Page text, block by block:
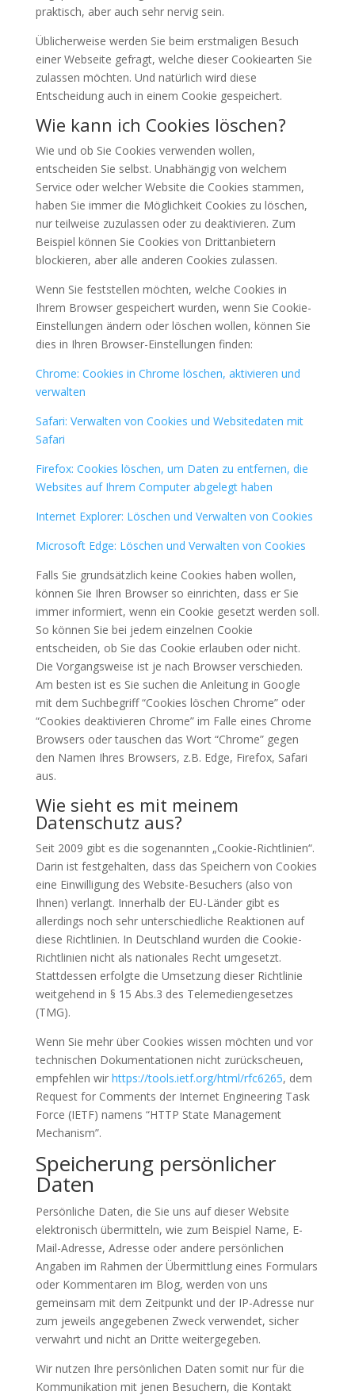
praktisch, aber auch sehr nervig sein.
Üblicherweise werden Sie beim erstmaligen Besuch
einer Webseite gefragt, welche dieser Cookiearten Sie
zulassen möchten. Und natürlich wird diese
Entscheidung auch in einem Cookie gespeichert.
Wie kann ich Cookies löschen?
Wie und ob Sie Cookies verwenden wollen,
entscheiden Sie selbst. Unabhängig von welchem
Service oder welcher Website die Cookies stammen,
haben Sie immer die Möglichkeit Cookies zu löschen,
nur teilweise zuzulassen oder zu deaktivieren. Zum
Beispiel können Sie Cookies von Drittanbietern
blockieren, aber alle anderen Cookies zulassen.
Wenn Sie feststellen möchten, welche Cookies in
Ihrem Browser gespeichert wurden, wenn Sie Cookie-
Einstellungen ändern oder löschen wollen, können Sie
dies in Ihren Browser-Einstellungen finden:
Chrome: Cookies in Chrome löschen, aktivieren und
verwalten
Safari: Verwalten von Cookies und Websitedaten mit
Safari
Firefox: Cookies löschen, um Daten zu entfernen, die
Websites auf Ihrem Computer abgelegt haben
Internet Explorer: Löschen und Verwalten von Cookies
Microsoft Edge: Löschen und Verwalten von Cookies
Falls Sie grundsätzlich keine Cookies haben wollen,
können Sie Ihren Browser so einrichten, dass er Sie
immer informiert, wenn ein Cookie gesetzt werden soll.
So können Sie bei jedem einzelnen Cookie
entscheiden, ob Sie das Cookie erlauben oder nicht.
Die Vorgangsweise ist je nach Browser verschieden.
Am besten ist es Sie suchen die Anleitung in Google
mit dem Suchbegriff “Cookies löschen Chrome” oder
“Cookies deaktivieren Chrome” im Falle eines Chrome
Browsers oder tauschen das Wort “Chrome” gegen
den Namen Ihres Browsers, z.B. Edge, Firefox, Safari
aus.
Wie sieht es mit meinem
Datenschutz aus?
Seit 2009 gibt es die sogenannten „Cookie-Richtlinien“.
Darin ist festgehalten, dass das Speichern von Cookies
eine Einwilligung des Website-Besuchers (also von
Ihnen) verlangt. Innerhalb der EU-Länder gibt es
allerdings noch sehr unterschiedliche Reaktionen auf
diese Richtlinien. In Deutschland wurden die Cookie-
Richtlinien nicht als nationales Recht umgesetzt.
Stattdessen erfolgte die Umsetzung dieser Richtlinie
weitgehend in § 15 Abs.3 des Telemediengesetzes
(TMG).
Wenn Sie mehr über Cookies wissen möchten und vor
technischen Dokumentationen nicht zurückscheuen,
empfehlen wir https://tools.ietf.org/html/rfc6265, dem
Request for Comments der Internet Engineering Task
Force (IETF) namens “HTTP State Management
Mechanism”.
Speicherung persönlicher
Daten
Persönliche Daten, die Sie uns auf dieser Website
elektronisch übermitteln, wie zum Beispiel Name, E-
Mail-Adresse, Adresse oder andere persönlichen
Angaben im Rahmen der Übermittlung eines Formulars
oder Kommentaren im Blog, werden von uns
gemeinsam mit dem Zeitpunkt und der IP-Adresse nur
zum jeweils angegebenen Zweck verwendet, sicher
verwahrt und nicht an Dritte weitergegeben.
Wir nutzen Ihre persönlichen Daten somit nur für die
Kommunikation mit jenen Besuchern, die Kontakt